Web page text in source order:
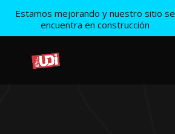
Estamos mejorando y nuestro sitio se
encuentra en construcción